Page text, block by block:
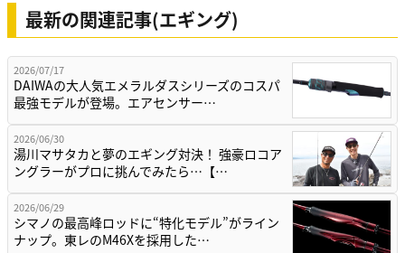
最新の関連記事(エギング)
2026/07/17
DAIWAの大人気エメラルダスシリーズのコスパ
最強モデルが登場。エアセンサー…
2026/06/30
湯川マサタカと夢のエギング対決！ 強豪ロコア
ングラーがプロに挑んでみたら…【…
2026/06/29
シマノの最高峰ロッドに“特化モデル”がライン
ナップ。東レのM46Xを採用した…